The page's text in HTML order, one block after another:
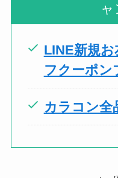
LINE新規
フクーポン
カラコン全